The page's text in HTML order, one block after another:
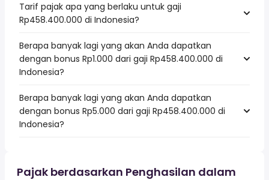
Tarif pajak apa yang berlaku untuk gaji
Rp458.400.000 di Indonesia?
Berapa banyak lagi yang akan Anda dapatkan
dengan bonus Rp1.000 dari gaji Rp458.400.000 di
Indonesia?
Berapa banyak lagi yang akan Anda dapatkan
dengan bonus Rp5.000 dari gaji Rp458.400.000 di
Indonesia?
Pajak berdasarkan Penghasilan dalam